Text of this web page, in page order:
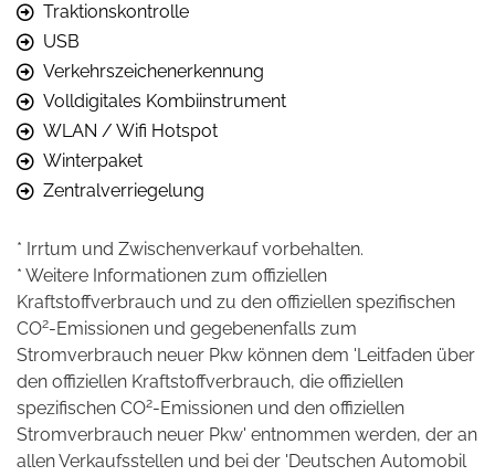
Traktionskontrolle
USB
Verkehrszeichenerkennung
Volldigitales Kombiinstrument
WLAN / Wifi Hotspot
Winterpaket
Zentralverriegelung
* Irrtum und Zwischenverkauf vorbehalten.
* Weitere Informationen zum offiziellen
Kraftstoffverbrauch und zu den offiziellen spezifischen
CO2-Emissionen und gegebenenfalls zum
Stromverbrauch neuer Pkw können dem 'Leitfaden über
den offiziellen Kraftstoffverbrauch, die offiziellen
spezifischen CO2-Emissionen und den offiziellen
Stromverbrauch neuer Pkw' entnommen werden, der an
allen Verkaufsstellen und bei der 'Deutschen Automobil